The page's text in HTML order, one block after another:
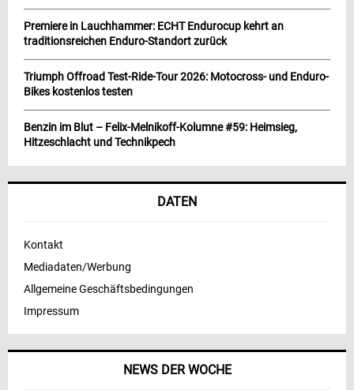
NEWS DER WOCHE
Premiere in Lauchhammer: ECHT Endurocup kehrt an
traditionsreichen Enduro-Standort zurück
Triumph Offroad Test-Ride-Tour 2026: Motocross- und Enduro-
Bikes kostenlos testen
Benzin im Blut – Felix-Melnikoff-Kolumne #59: Heimsieg,
Hitzeschlacht und Technikpech
DATEN
Kontakt
Mediadaten/Werbung
Allgemeine Geschäftsbedingungen
Impressum